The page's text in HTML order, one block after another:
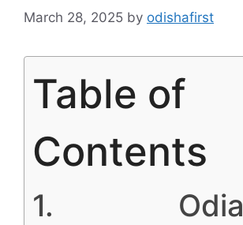
March 28, 2025 by odishafirst
Table of
Contents
Odia